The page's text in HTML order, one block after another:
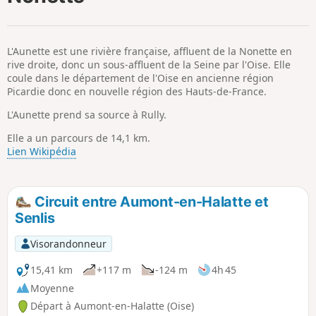
L'Aunette est une rivière française, affluent de la Nonette en
rive droite, donc un sous-affluent de la Seine par l'Oise. Elle
coule dans le département de l'Oise en ancienne région
Picardie donc en nouvelle région des Hauts-de-France.
L'Aunette prend sa source à Rully.
Elle a un parcours de 14,1 km.
Lien Wikipédia
Circuit entre Aumont-en-Halatte et
Senlis
Visorandonneur
15,41 km
+117 m -124 m
4h 45
Moyenne
Départ à Aumont-en-Halatte (Oise)